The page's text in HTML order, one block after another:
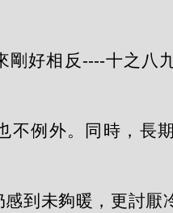
剛好相反----十之八
不例外。同時，長
到未夠暖，更討厭